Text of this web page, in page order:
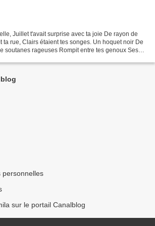
Juillet t'avait surprise avec ta joie De rayon de
ta rue, Clairs étaient tes songes. Un hoquet noir De
soutanes rageuses Rompit entre tes genoux Ses
personnelles
sur le portail Canalblog